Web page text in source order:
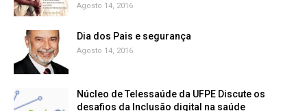
Agosto 14, 2016
Dia dos Pais e segurança
Agosto 14, 2016
Núcleo de Telessaúde da UFPE Discute os